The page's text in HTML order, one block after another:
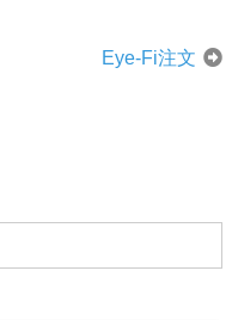
Eye-Fi注文